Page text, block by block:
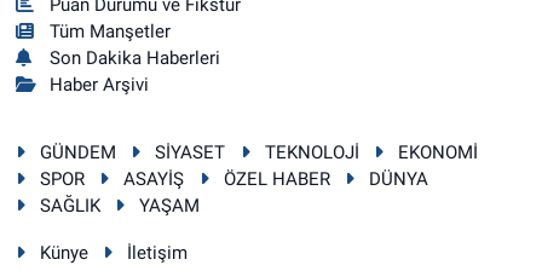
Tüm Manşetler
Son Dakika Haberleri
Haber Arşivi
GÜNDEM SİYASET TEKNOLOJİ
EKONOMİ
SPOR
ASAYİŞ ÖZEL HABER
DÜNYA
SAĞLIK
YAŞAM
Künye İletişim